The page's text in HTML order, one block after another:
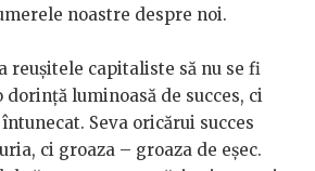
noastre despre noi.
reușitele capitaliste să nu se fi
luminoasă de succes, ci
Seva oricărui succes
ci groaza – groaza de eșec.